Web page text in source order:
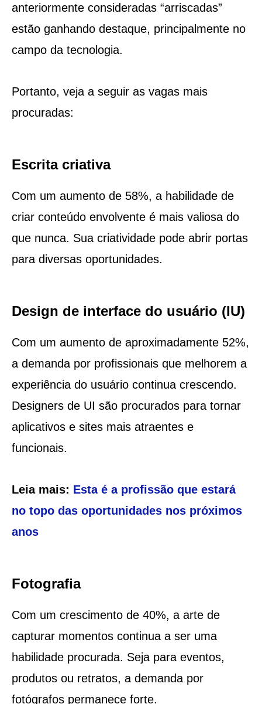
anteriormente consideradas “arriscadas”
estão ganhando destaque, principalmente no
campo da tecnologia.
Portanto, veja a seguir as vagas mais
procuradas:
Escrita criativa
Com um aumento de 58%, a habilidade de
criar conteúdo envolvente é mais valiosa do
que nunca. Sua criatividade pode abrir portas
para diversas oportunidades.
Design de interface do usuário (IU)
Com um aumento de aproximadamente 52%,
a demanda por profissionais que melhorem a
experiência do usuário continua crescendo.
Designers de UI são procurados para tornar
aplicativos e sites mais atraentes e
funcionais.
Leia mais: Esta é a profissão que estará
no topo das oportunidades nos próximos
anos
Fotografia
Com um crescimento de 40%, a arte de
capturar momentos continua a ser uma
habilidade procurada. Seja para eventos,
produtos ou retratos, a demanda por
fotógrafos permanece forte.